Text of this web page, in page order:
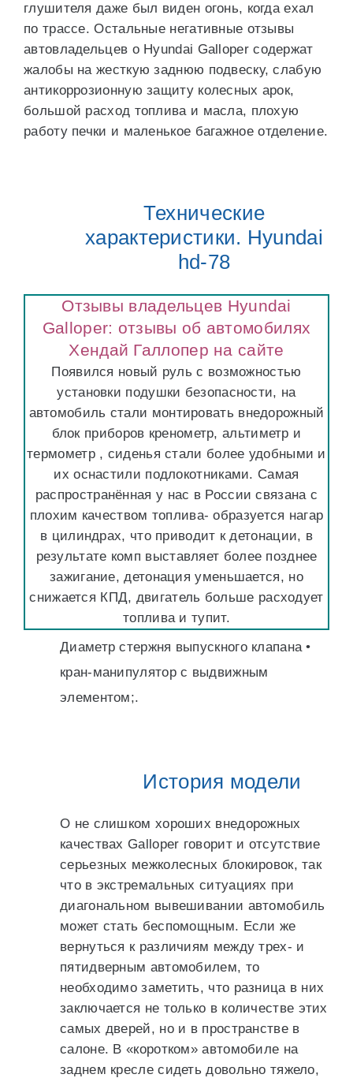
глушителя даже был виден огонь, когда ехал
по трассе. Остальные негативные отзывы
автовладельцев о Hyundai Galloper содержат
жалобы на жесткую заднюю подвеску, слабую
антикоррозионную защиту колесных арок,
большой расход топлива и масла, плохую
работу печки и маленькое багажное отделение.
Технические
характеристики. Hyundai
hd-78
Отзывы владельцев Hyundai
Galloper: отзывы об автомобилях
Хендай Галлопер на сайте
Появился новый руль с возможностью
установки подушки безопасности, на
автомобиль стали монтировать внедорожный
блок приборов кренометр, альтиметр и
термометр , сиденья стали более удобными и
их оснастили подлокотниками. Самая
распространённая у нас в России связана с
плохим качеством топлива- образуется нагар
в цилиндрах, что приводит к детонации, в
результате комп выставляет более позднее
зажигание, детонация уменьшается, но
снижается КПД, двигатель больше расходует
топлива и тупит.
Диаметр стержня выпускного клапана •
кран-манипулятор с выдвижным
элементом;.
История модели
О не слишком хороших внедорожных
качествах Galloper говорит и отсутствие
серьезных межколесных блокировок, так
что в экстремальных ситуациях при
диагональном вывешивании автомобиль
может стать беспомощным. Если же
вернуться к различиям между трех- и
пятидверным автомобилем, то
необходимо заметить, что разница в них
заключается не только в количестве этих
самых дверей, но и в пространстве в
салоне. В «коротком» автомобиле на
заднем кресле сидеть довольно тяжело,